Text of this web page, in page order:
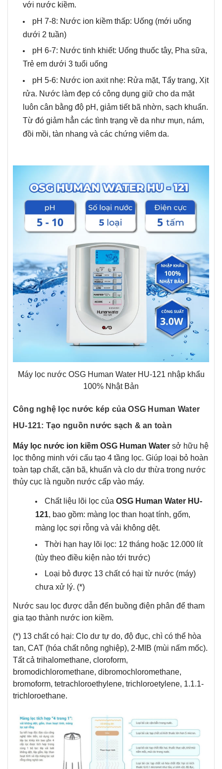
với nước kiềm.
pH 7-8: Nước ion kiềm thấp: Uống (mới uống
dưới 2 tuần)
pH 6-7: Nước tinh khiết: Uống thuốc tây, Pha sữa,
Trẻ em dưới 3 tuổi uống
pH 5-6: Nước ion axit nhẹ: Rửa mặt, Tẩy trang, Xịt
rửa. Nước làm đẹp có công dụng giữ cho da mặt
luôn cân bằng độ pH, giảm tiết bã nhờn, sạch khuẩn.
Từ đó giảm hẳn các tình trạng về da như mụn, nám,
đồi mồi, tàn nhang và các chứng viêm da.
Máy lọc nước OSG Human Water HU-121 nhập khẩu
100% Nhật Bản
Công nghệ lọc nước kép của OSG Human Water
HU-121: Tạo nguồn nước sạch & an toàn
Máy lọc nước ion kiềm OSG Human Water sở hữu hệ
lọc thông minh với cấu tạo 4 tầng lọc. Giúp loại bỏ hoàn
toàn tạp chất, cặn bã, khuẩn và clo dư thừa trong nước
thủy cục là nguồn nước cấp vào máy.
Chất liệu lõi lọc của OSG Human Water HU-
121, bao gồm: màng lọc than hoạt tính, gốm,
màng lọc sợi rỗng và vải không dệt.
Thời hạn hay lõi lọc: 12 tháng hoặc 12.000 lít
(tùy theo điều kiện nào tới trước)
Loại bỏ được 13 chất có hại từ nước (máy)
chưa xử lý. (*)
Nước sau lọc được dẫn đến buồng điện phân để tham
gia tạo thành nước ion kiềm.
(*) 13 chất có hại: Clo dư tự do, độ đục, chì có thể hòa
tan, CAT (hóa chất nông nghiệp), 2-MIB (mùi nấm mốc).
Tất cả trihalomethane, cloroform,
bromodichloromethane, dibromochloromethane,
bromoform, tetrachloroethylene, trichloroetylene, 1.1.1-
trichloroethane.